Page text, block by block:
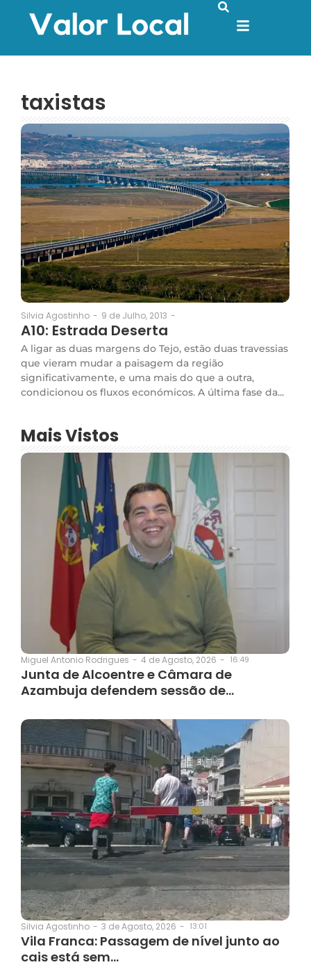
taxistas
Silvia Agostinho - 9 de Julho, 2013 -
A10: Estrada Deserta
A ligar as duas margens do Tejo, estão duas travessias
que vieram mudar a paisagem da região
significativamente, e uma mais do que a outra,
condicionou os fluxos económicos. A última fase da...
Mais Vistos
Miguel Antonio Rodrigues - 4 de Agosto, 2026 - 16:49
Junta de Alcoentre e Câmara de
Azambuja defendem sessão de…
Silvia Agostinho - 3 de Agosto, 2026 - 13:01
Vila Franca: Passagem de nível junto ao
cais está sem…